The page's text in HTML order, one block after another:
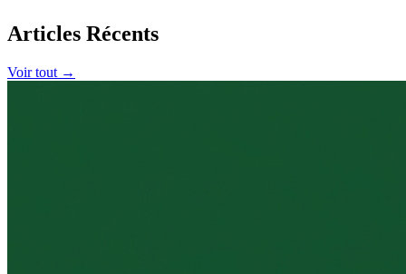
Articles Récents
Voir tout →